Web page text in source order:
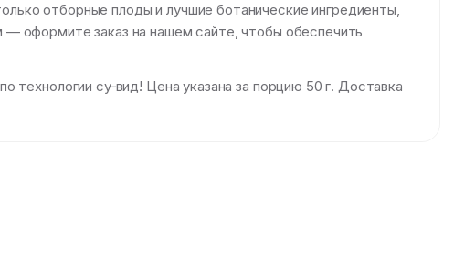
отборные плоды и лучшие ботанические ингредиенты,
оформите заказ на нашем сайте, чтобы обеспечить
су‑вид! Цена указана за порцию 50 г. Доставка